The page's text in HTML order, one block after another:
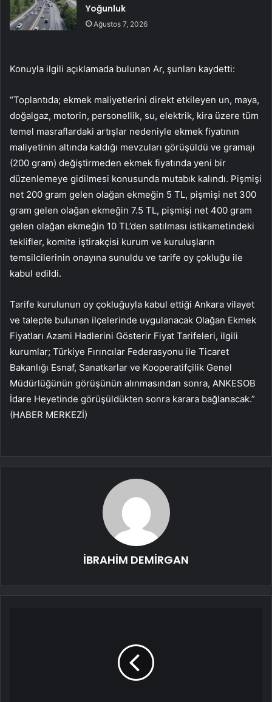
Yoğunluk
Ağustos 7, 2026
Konuyla ilgili açıklamada bulunan Ar, şunları kaydetti:
“Toplantıda; ekmek maliyetlerini direkt etkileyen un, maya,
doğalgaz, motorin, personellik, su, elektrik, kira üzere tüm
temel masraflardaki artışlar nedeniyle ekmek fiyatının
maliyetinin altında kaldığı mevzuları görüşüldü ve gramajı
(200 gram) değiştirmeden ekmek fiyatında yeni bir
düzenlemeye gidilmesi konusunda mutabık kalındı. Pişmişi
net 200 gram gelen olağan ekmeğin 5 TL, pişmişi net 300
gram gelen olağan ekmeğin 7.5 TL, pişmişi net 400 gram
gelen olağan ekmeğin 10 TL’den satılması istikametindeki
teklifler, komite iştirakçisi kurum ve kuruluşların
temsilcilerinin onayına sunuldu ve tarife oy çokluğu ile
kabul edildi.
Tarife kurulunun oy çokluğuyla kabul ettiği Ankara vilayet
ve talepte bulunan ilçelerinde uygulanacak Olağan Ekmek
Fiyatları Azami Hadlerini Gösterir Fiyat Tarifeleri, ilgili
kurumlar; Türkiye Fırıncılar Federasyonu ile Ticaret
Bakanlığı Esnaf, Sanatkarlar ve Kooperatifçilik Genel
Müdürlüğünün görüşünün alınmasından sonra, ANKESOB
İdare Heyetinde görüşüldükten sonra karara bağlanacak.”
(HABER MERKEZİ)
İBRAHİM DEMİRGAN